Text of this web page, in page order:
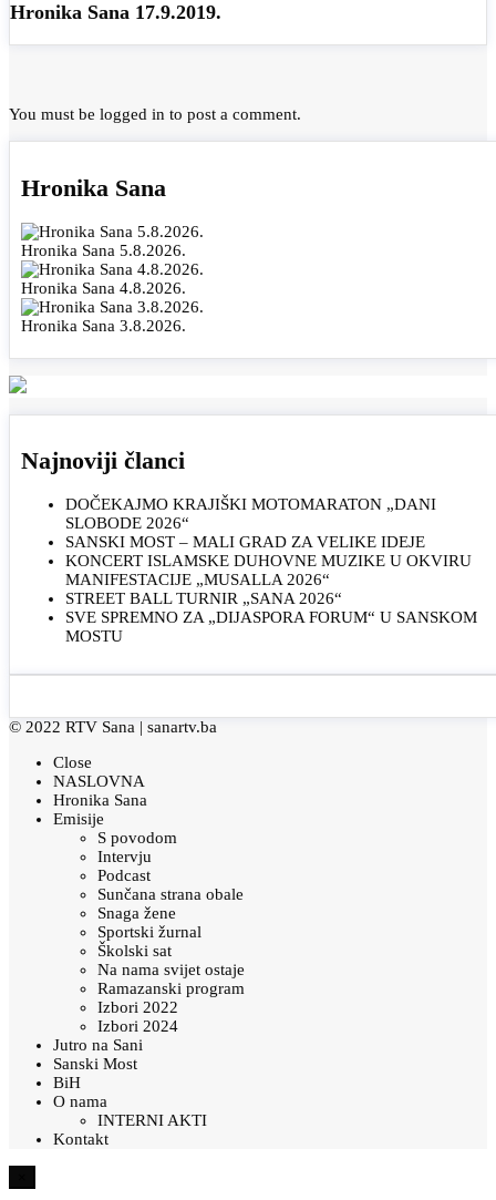
Hronika Sana 17.9.2019.
You must be logged in to post a comment.
Hronika Sana
Hronika Sana 5.8.2026.
Hronika Sana 4.8.2026.
Hronika Sana 3.8.2026.
Najnoviji članci
DOČEKAJMO KRAJIŠKI MOTOMARATON „DANI
SLOBODE 2026“
SANSKI MOST – MALI GRAD ZA VELIKE IDEJE
KONCERT ISLAMSKE DUHOVNE MUZIKE U OKVIRU
MANIFESTACIJE „MUSALLA 2026“
STREET BALL TURNIR „SANA 2026“
SVE SPREMNO ZA „DIJASPORA FORUM“ U SANSKOM
MOSTU
© 2022 RTV Sana | sanartv.ba
Close
NASLOVNA
Hronika Sana
Emisije
S povodom
Intervju
Podcast
Sunčana strana obale
Snaga žene
Sportski žurnal
Školski sat
Na nama svijet ostaje
Ramazanski program
Izbori 2022
Izbori 2024
Jutro na Sani
Sanski Most
BiH
O nama
INTERNI AKTI
Kontakt